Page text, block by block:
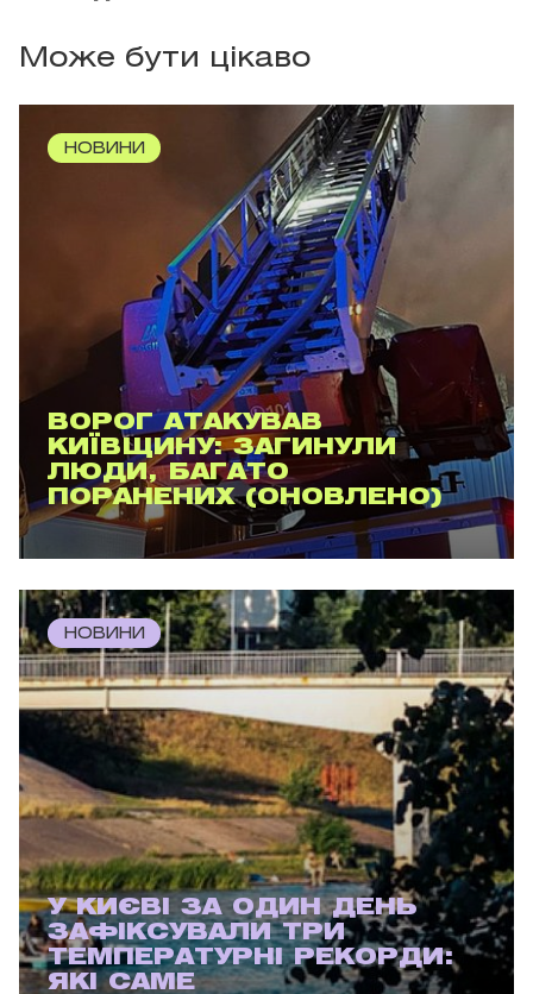
Може бути цікаво
НОВИНИ
ВОРОГ АТАКУВАВ
КИЇВЩИНУ: ЗАГИНУЛИ
ЛЮДИ, БАГАТО
ПОРАНЕНИХ (ОНОВЛЕНО)
НОВИНИ
У КИЄВІ ЗА ОДИН ДЕНЬ
ЗАФІКСУВАЛИ ТРИ
ТЕМПЕРАТУРНІ РЕКОРДИ:
ЯКІ САМЕ